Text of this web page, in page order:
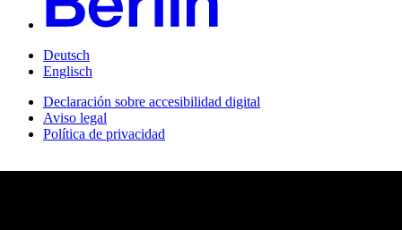
Deutsch
Englisch
Declaración sobre accesibilidad digital
Aviso legal
Política de privacidad